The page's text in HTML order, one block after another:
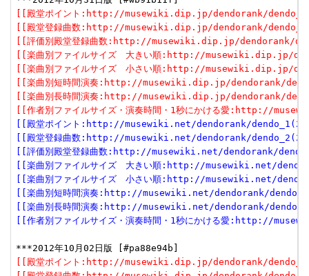
[[殿堂ポイント:http://musewiki.dip.jp/dendorank/
[[殿堂登録曲数:http://musewiki.dip.jp/dendorank/
[[評価別殿堂登録曲数:http://musewiki.dip.jp/dendorank/
[[楽曲別ファイルサイズ　大きい順:http://musewiki.dip.jp/
[[楽曲別ファイルサイズ　小さい順:http://musewiki.dip.jp/
[[楽曲別短時間演奏:http://musewiki.dip.jp/dendorank/
[[楽曲別長時間演奏:http://musewiki.dip.jp/dendorank/
[[作者別ファイルサイズ・演奏時間・1秒にかける愛:http://
[[殿堂ポイント:http://musewiki.net/dendorank/
[[殿堂登録曲数:http://musewiki.net/dendorank/
[[評価別殿堂登録曲数:http://musewiki.net/dendorank/
[[楽曲別ファイルサイズ　大きい順:http://musewiki.net/
[[楽曲別ファイルサイズ　小さい順:http://musewiki.net/
[[楽曲別短時間演奏:http://musewiki.net/dendorank/
[[楽曲別長時間演奏:http://musewiki.net/dendorank/
[[作者別ファイルサイズ・演奏時間・1秒にかける愛:http://
[[殿堂ポイント:http://musewiki.dip.jp/dendorank/